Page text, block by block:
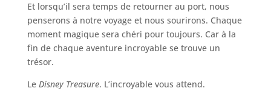
Et lorsqu’il sera temps de retourner au port, nous
penserons à notre voyage et nous sourirons. Chaque
moment magique sera chéri pour toujours. Car à la
fin de chaque aventure incroyable se trouve un
trésor.
Le Disney Treasure. L’incroyable vous attend.